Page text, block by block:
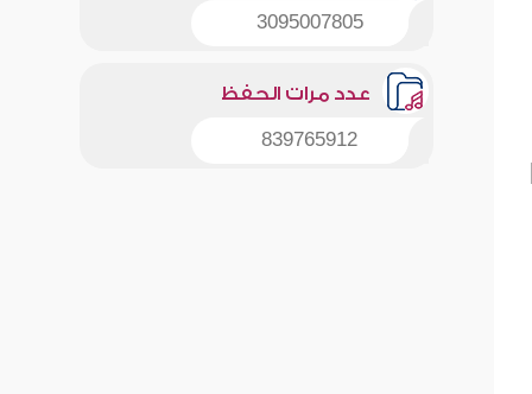
3095007805
عدد مرات الحفظ
839765912